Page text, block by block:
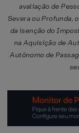
avaliação de
Severa ou Profunda,
da isenção do
na Aquisição de
Autônomo de